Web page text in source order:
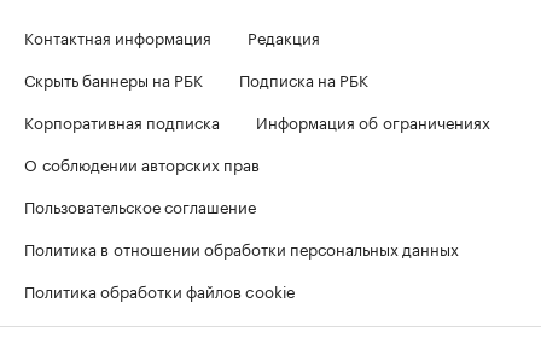
Контактная информация
Редакция
Скрыть баннеры на РБК
Подписка на РБК
Корпоративная подписка
Информация об ограничениях
О соблюдении авторских прав
Пользовательское соглашение
Политика в отношении обработки персональных данных
Политика обработки файлов cookie